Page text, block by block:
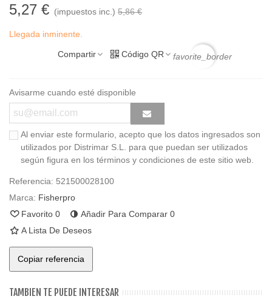
5,27 € (impuestos inc.) 5,86 €
Llegada inminente.
Compartir Código QR favorite_border
Avisarme cuando esté disponible
Al enviar este formulario, acepto que los datos ingresados son
utilizados por Distrimar S.L. para que puedan ser utilizados
según figura en los términos y condiciones de este sitio web.
Referencia: 521500028100
Marca: Fisherpro
Favorito 0 Añadir Para Comparar 0
A Lista De Deseos
Copiar referencia
TAMBIEN TE PUEDE INTERESAR